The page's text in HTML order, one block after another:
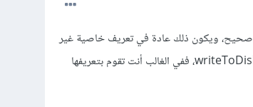
صحيح، ويكون ذلك عادة في تعريف خاصية غير
موجودة أو معرفة بشكل خاطئ، وفي الحالة التي لديك تلك الخاصية هي writeToDisk، ففي الغالب أنت تقوم بتعريفها